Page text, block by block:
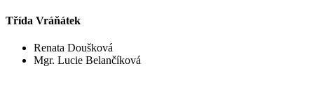
Třída Vráňátek
Renata Doušková
Mgr. Lucie Belančíková